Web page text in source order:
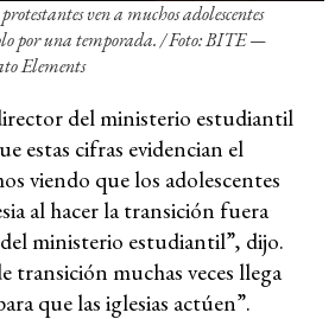
ven a muchos adolescentes
por una temporada. / Foto: BITE —
Elements
del ministerio estudiantil
estas cifras evidencian el
viendo que los adolescentes
al hacer la transición fuera
ministerio estudiantil”, dijo.
transición muchas veces llega
que las iglesias actúen”.